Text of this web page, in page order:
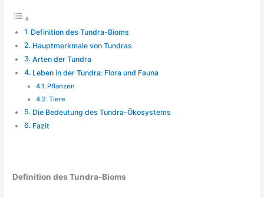
Definition des Tundra-Bioms
Hauptmerkmale von Tundras
Arten der Tundra
Leben in der Tundra: Flora und Fauna
Pflanzen
Tiere
Die Bedeutung des Tundra-Ökosystems
Fazit
Definition des Tundra-Bioms